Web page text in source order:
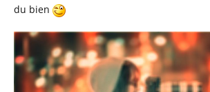
du bien